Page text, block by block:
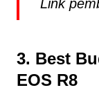
Link
3. Best
EOS R8